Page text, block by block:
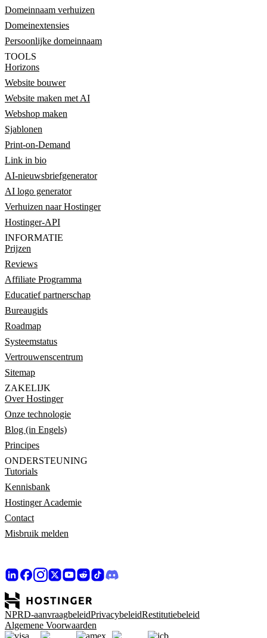
Domeinnaam verhuizen
Domeinextensies
Persoonlijke domeinnaam
TOOLS
Horizons
Website bouwer
Website maken met AI
Webshop maken
Sjablonen
Print-on-Demand
Link in bio
AI-nieuwsbriefgenerator
AI logo generator
Verhuizen naar Hostinger
Hostinger-API
INFORMATIE
Prijzen
Reviews
Affiliate Programma
Educatief partnerschap
Bureaugids
Roadmap
Systeemstatus
Vertrouwenscentrum
Sitemap
ZAKELIJK
Over Hostinger
Onze technologie
Blog (in Engels)
Principes
ONDERSTEUNING
Tutorials
Kennisbank
Hostinger Academie
Contact
Misbruik melden
NPRD-aanvraagbeleidPrivacybeleidRestitutiebeleid
Algemene Voorwaarden